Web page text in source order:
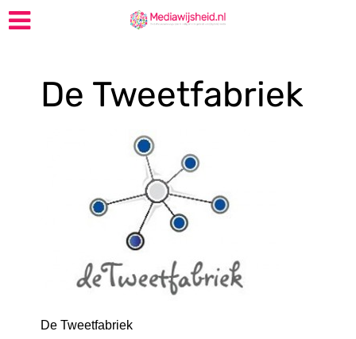
De Tweetfabriek
De Tweetfabriek